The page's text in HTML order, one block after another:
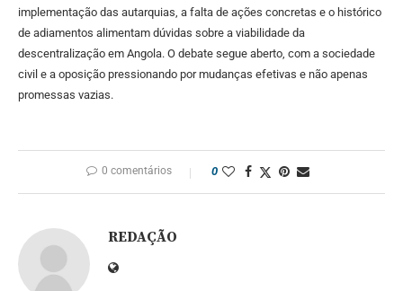
implementação das autarquias, a falta de ações concretas e o histórico
de adiamentos alimentam dúvidas sobre a viabilidade da
descentralização em Angola. O debate segue aberto, com a sociedade
civil e a oposição pressionando por mudanças efetivas e não apenas
promessas vazias.
0 comentários 0
REDAÇÃO